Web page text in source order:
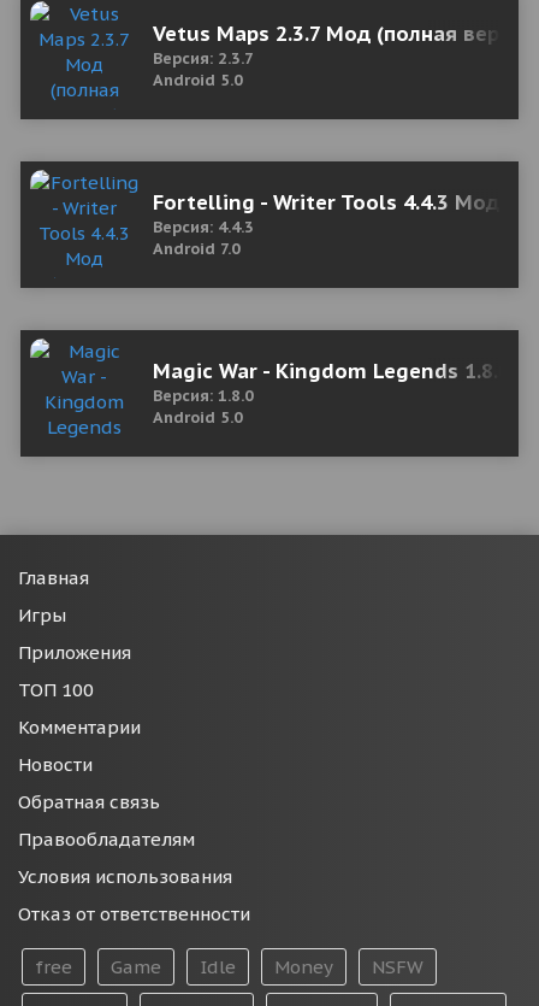
Vetus Maps 2.3.7 Мод (полная
Версия: 2.3.7
Android 5.0
Fortelling - Writer Tools 4.4.3 Мод
Версия: 4.4.3
Android 7.0
Magic War - Kingdom Legends 1.8.0
Версия: 1.8.0
Android 5.0
Главная
Игры
Приложения
ТОП 100
Комментарии
Новости
Обратная связь
Правообладателям
Условия использования
Отказ от ответственности
free Game Idle Money
NSFW